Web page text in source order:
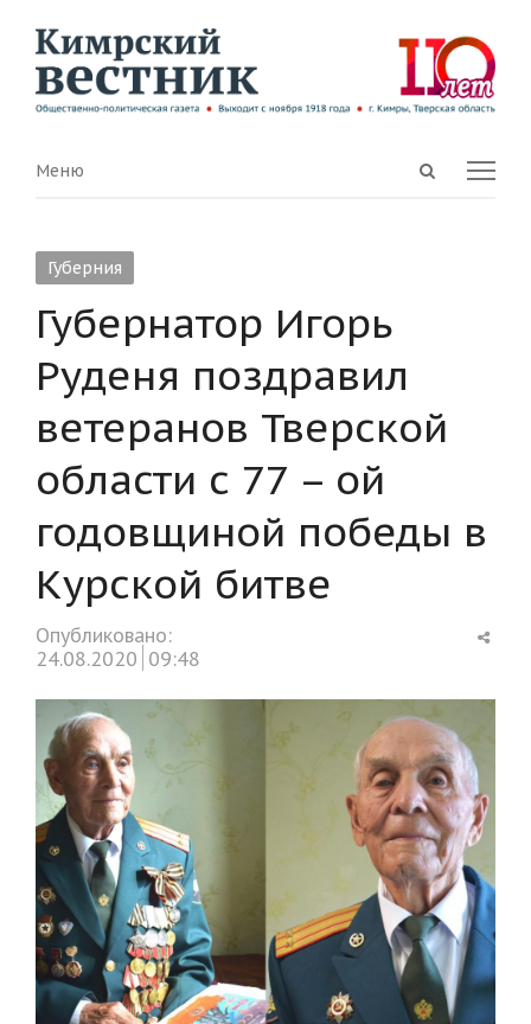
Open
Menu
Меню
Губерния
Губернатор Игорь
Руденя поздравил
ветеранов Тверской
области с 77 – ой
годовщиной победы в
Курской битве
Опубликовано:
24.08.2020 09:48